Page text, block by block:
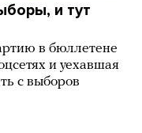
и тут
в бюллетене
и уехавшая
с выборов